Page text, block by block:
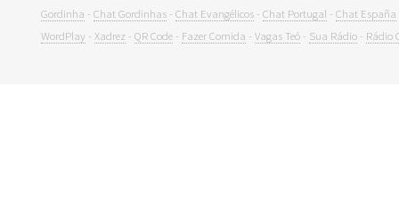
Gordinha - Chat Gordinhas- Chat Evangélicos- Chat Portugal - Chat España
WordPlay - Xadrez- QR Code- Fazer Comida - Vagas Teó- Sua Rádio- Rádio